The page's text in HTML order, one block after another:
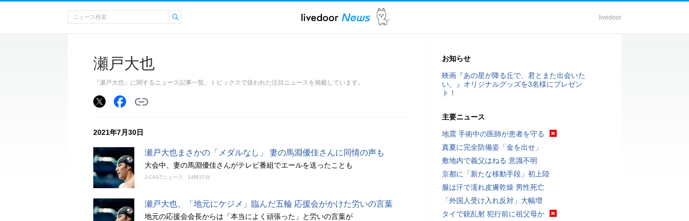
livedoor
瀬戸大也
『瀬戸大也』に関するニュース記事一覧。トピックスで扱われた注目ニュースを掲載しています。
2021年7月30日
瀬戸大也まさかの「メダルなし」 妻の馬淵優佳さんに同情の声も
大会中、妻の馬淵優佳さんがテレビ番組でエールを送ったことも
J-CASTニュース 14時37分
瀬戸大也、「地元にケジメ」臨んだ五輪 応援会がかけた労いの言葉
地元の応援会会長からは「本当によく頑張った」と労いの言葉が
お知らせ
映画『あの星が降る丘で、君とまた出会いた
い。』オリジナルグッズを3名様にプレゼン
ト！
主要ニュース
地震 手術中の医師が患者を守る
真夏に完全防備姿「金を出せ」
敷地内で義父はねる 意識不明
京都に「新たな移動手段」初上陸
服は汗で濡れ皮膚乾燥 男性死亡
「外国人受け入れ反対」大幅増
タイで銃乱射 犯行前に祖父母か